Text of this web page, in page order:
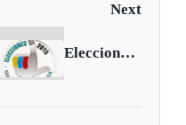
Next
Elecciones 2015: Jericó decide